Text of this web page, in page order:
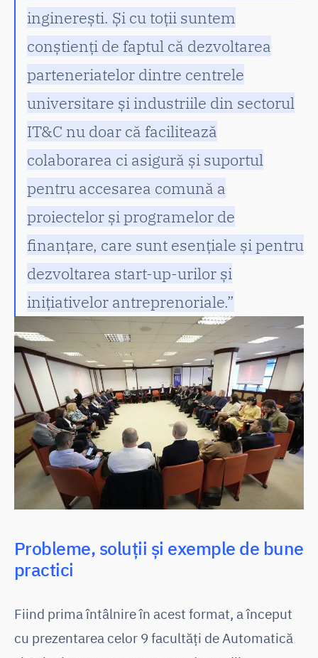
inginerești. Și cu toții suntem
conștienți de faptul că dezvoltarea
parteneriatelor dintre centrele
universitare și industriile din sectorul
IT&C nu doar că facilitează
colaborarea ci asigură și suportul
pentru accesarea comună a
proiectelor și programelor de
finanțare, care sunt esențiale și pentru
dezvoltarea start-up-urilor și
inițiativelor antreprenoriale.”
Probleme, soluții și exemple de bune
practici
Fiind prima întâlnire în acest format, a început
cu prezentarea celor 9 facultăți de Automatică